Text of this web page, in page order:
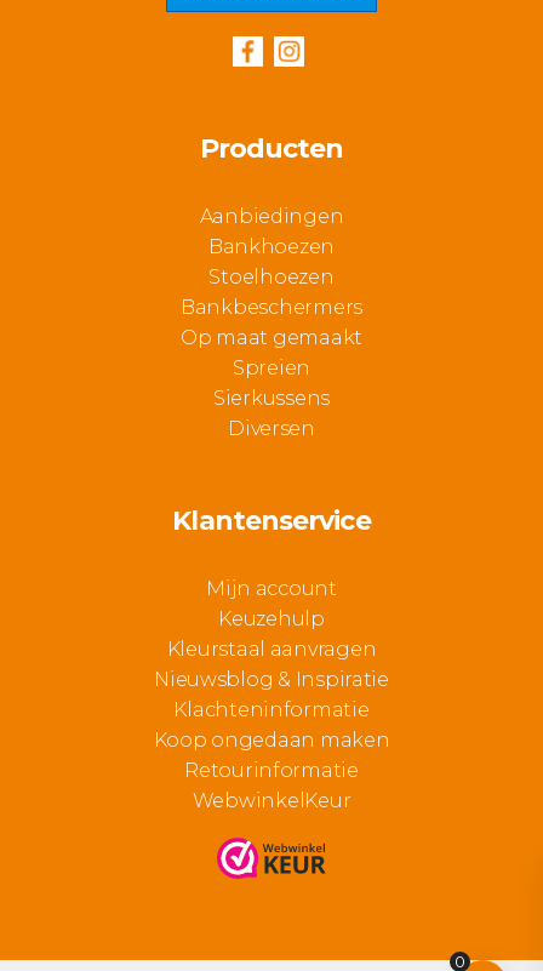
0
Producten
Aanbiedingen
Bankhoezen
Stoelhoezen
Bankbeschermers
Op maat gemaakt
Spreien
Sierkussens
Diversen
Klantenservice
Mijn account
Keuzehulp
Kleurstaal aanvragen
Nieuwsblog & Inspiratie
Klachteninformatie
Koop ongedaan maken
Retourinformatie
WebwinkelKeur